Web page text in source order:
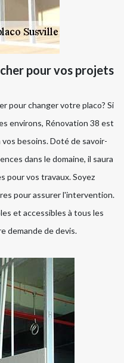
pour vos projets
pour changer votre placo? Si
environs, Rénovation 38 est
besoins. Doté de savoir-
dans le domaine, il saura
pour vos travaux. Soyez
pour assurer l'intervention.
et accessibles à tous les
demande de devis.